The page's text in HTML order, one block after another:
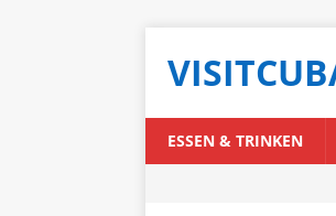
ESSEN & TRINKEN